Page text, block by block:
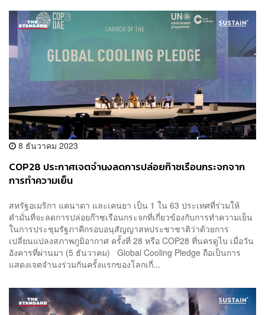
8 ธันวาคม 2023
COP28 ประกาศเจตจำนงลดการปล่อยก๊าซเรือนกระจกจาก
การทำความเย็น
สหรัฐอเมริกา แคนาดา และเคนยา เป็น 1 ใน 63 ประเทศที่ร่วมให้
คำมั่นที่จะลดการปล่อยก๊าซเรือนกระจกที่เกี่ยวข้องกับการทำความเย็น
ในการประชุมรัฐภาคีกรอบอนุสัญญาสหประชาชาติว่าด้วยการ
เปลี่ยนแปลงสภาพภูมิอากาศ ครั้งที่ 28 หรือ COP28 ที่นครดูไบ เมื่อวัน
อังคารที่ผ่านมา (5 ธันวาคม) Global Cooling Pledge ถือเป็นการ
แสดงเจตจำนงร่วมกันครั้งแรกของโลกเกี่...